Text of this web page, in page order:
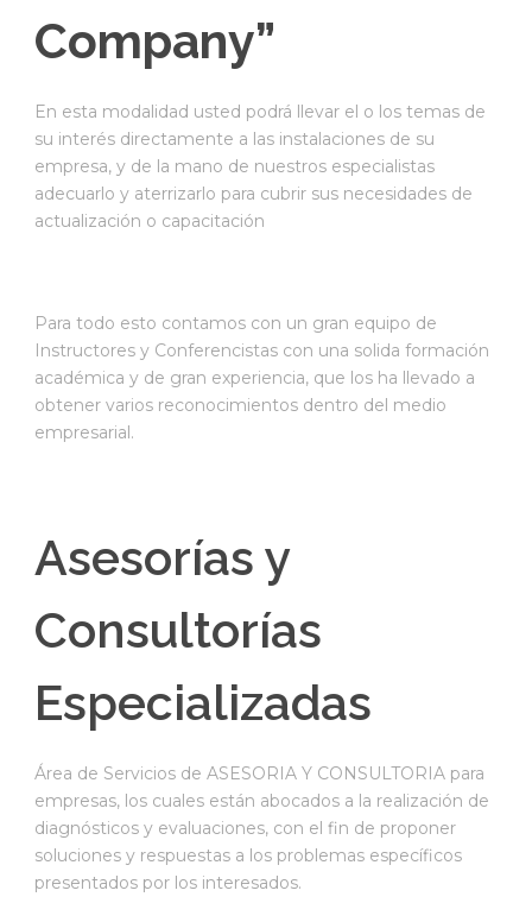
Company”
En esta modalidad usted podrá llevar el o los temas de
su interés directamente a las instalaciones de su
empresa, y de la mano de nuestros especialistas
adecuarlo y aterrizarlo para cubrir sus necesidades de
actualización o capacitación
Para todo esto contamos con un gran equipo de
Instructores y Conferencistas con una solida formación
académica y de gran experiencia, que los ha llevado a
obtener varios reconocimientos dentro del medio
empresarial.
Asesorías y
Consultorías
Especializadas
Área de Servicios de ASESORIA Y CONSULTORIA para
empresas, los cuales están abocados a la realización de
diagnósticos y evaluaciones, con el fin de proponer
soluciones y respuestas a los problemas específicos
presentados por los interesados.